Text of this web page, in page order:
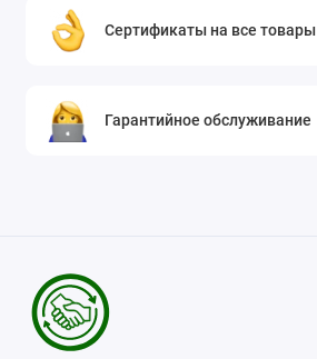
Сертификаты на все товары
Гарантийное обслуживание